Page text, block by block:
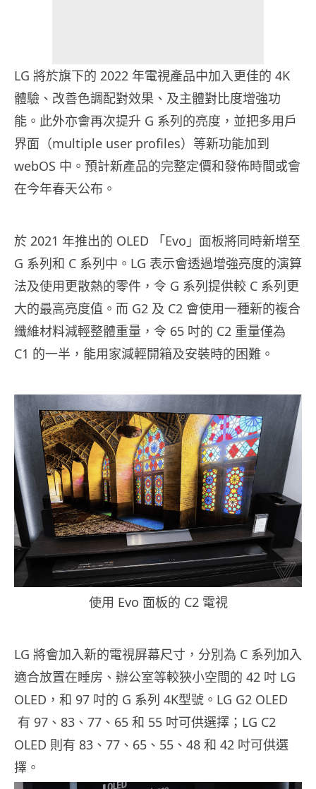
LG 將於旗下的 2022 年電視產品中加入更佳的 4K
體驗、改善色調配對效果、及主體對比度增強功
能。此外亦會再次提升 G 系列的亮度，並把多用戶
界面（multiple user profiles）等新功能加到
webOS 中。預計新產品的完整定價和發佈時間或會
在今年春天公布。
於 2021 年推出的 OLED 「Evo」面板將同時新增至
G 系列和 C 系列中。LG 表示會透過增強亮度的演算
法及使用更散熱的零件，令 G 系列提供較 C 系列更
大的最高亮度值。而 G2 及 C2 會使用一種新的複合
纖維材料減輕整體重量，令 65 吋的 C2 重量僅為
C1 的一半，能用家減輕開箱及安裝時的困難。
使用 Evo 面板的 C2 電視
LG 將會加入新的電視屏幕尺寸，分別為 C 系列加入
適合放置在睡房、辦公室等較狹小空間的 42 吋 LG
OLED，和 97 吋的 G 系列 4K型號。LG G2 OLED
有 97、83、77、65 和 55 吋可供選擇；LG C2
OLED 則有 83、77、65、55、48 和 42 吋可供選
擇。